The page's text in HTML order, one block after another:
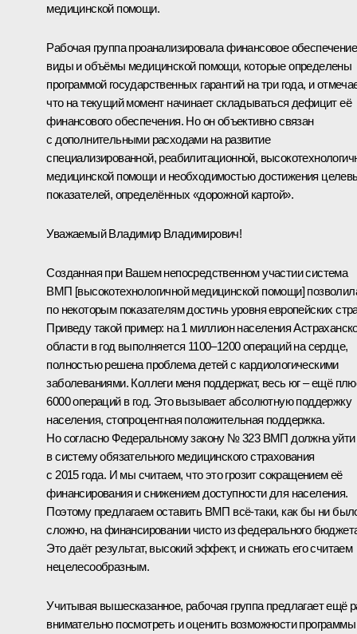
медицинской помощи.
Рабочая группа проанализировала финансовое
виды и объёмы медицинской помощи, которые определены
программой государственных гарантий на три года, и
что на текущий момент начинает складываться дефицит её
финансового обеспечения. Но он объективно связан
с дополнительными расходами на развитие
специализированной, реабилитационной,
медицинской помощи и необходимостью достижения
показателей, определённых «дорожной картой».
Уважаемый Владимир Владимирович!
Созданная при Вашем непосредственном участии система
ВМП [высокотехнологичной медицинской помощи]
по некоторым показателям достичь уровня европейских
Приведу такой пример: на 1 миллион населения
области в год выполняется 1100–1200 операций на сердце,
полностью решена проблема детей с кардиологическими
заболеваниями. Коллеги меня поддержат, весь юг – ещё
6000 операций в год. Это вызывает абсолютную поддержку
населения, стопроцентная положительная поддержка.
Но согласно Федеральному закону № 323 ВМП должна уйти
в систему обязательного медицинского страхования
с 2015 года. И мы считаем, что это грозит сокращением её
финансирования и снижением доступности для населения.
Поэтому предлагаем оставить ВМП всё‑таки, как бы ни
сложно, на финансировании чисто из федерального
Это даёт результат, высокий эффект, и снижать его считаем
нецелесообразным.
Учитывая вышесказанное, рабочая группа предлагает ещё
внимательно посмотреть и оценить возможности программы